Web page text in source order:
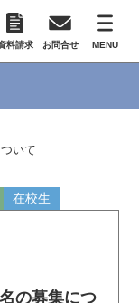
料請求 お問合せ MENU
いて
在校生
の募集につ